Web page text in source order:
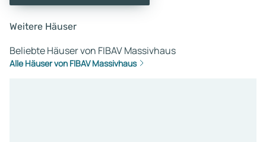
Vertrag tatsächlich
Weitere Häuser
Beliebte Häuser von FIBAV Massivhaus
Alle Häuser von FIBAV Massivhaus